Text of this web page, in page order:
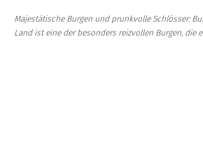
Majestätische Burgen und prunkvolle Schlösser:
Land ist eine der besonders reizvollen Burgen, die